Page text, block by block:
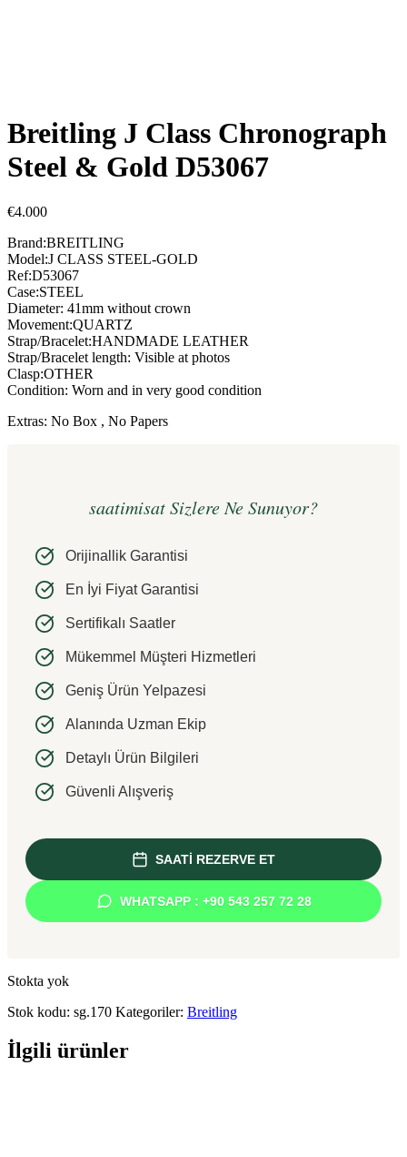
Breitling J Class Chronograph
Steel & Gold D53067
€4.000
Brand:BREITLING
Model:J CLASS STEEL-GOLD
Ref:D53067
Case:STEEL
Diameter: 41mm without crown
Movement:QUARTZ
Strap/Bracelet:HANDMADE LEATHER
Strap/Bracelet length: Visible at photos
Clasp:OTHER
Condition: Worn and in very good condition
Extras: No Box , No Papers
saatimisat Sizlere Ne Sunuyor?
Orijinallik Garantisi
En İyi Fiyat Garantisi
Sertifikalı Saatler
Mükemmel Müşteri Hizmetleri
Geniş Ürün Yelpazesi
Alanında Uzman Ekip
Detaylı Ürün Bilgileri
Güvenli Alışveriş
SAATİ REZERVE ET
WHATSAPP : +90 543 257 72 28
Stokta yok
Stok kodu: sg.170 Kategoriler: Breitling
İlgili ürünler